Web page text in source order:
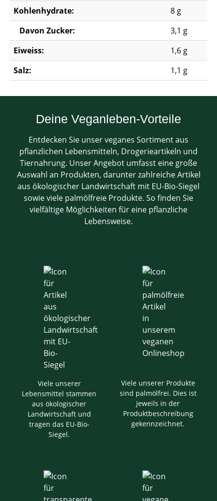
Kohlenhydrate:
8 g
Davon Zucker:
3,1 g
Eiweiss:
1,6 g
Salz:
1,1 g
Deine Veganleben-Vorteile
Entdecken Sie unser veganes Sortiment aus
pflanzlichen Lebensmitteln, Drogerieartikeln und
Tiernahrung. Unser Angebot umfasst eine große
Auswahl an Produkten, darunter zahlreiche Artikel
aus ökologischer Landwirtschaft mit EU-Bio-Siegel
sowie viele palmölfreie Produkte. So finden Sie
vielfältige Möglichkeiten für eine pflanzliche
Lebensweise.
Viele unserer
Lebensmittel stammen
aus ökologischer
Landwirtschaft und
tragen das EU-Bio-
Siegel.
Viele unserer Produkte
sind palmölfrei. Dies ist
jeweils in der
Produktbeschreibung
gekennzeichnet.